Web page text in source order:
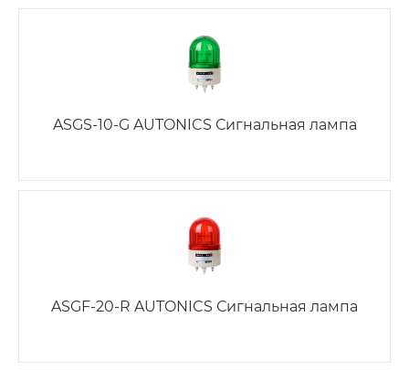
ASGS-10-G AUTONICS Сигнальная лампа
ASGF-20-R AUTONICS Сигнальная лампа